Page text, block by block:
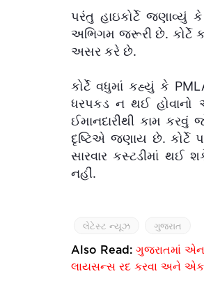
પરંતુ હાઇકોર્ટે
અભિગમ જરૂરી છે. કોર્ટે
અસર કરે છે.
કોર્ટે વધુમાં કહ્યું કે
ધરપકડ ન થઈ હોવાનો
ઈમાનદારીથી કામ
દૃષ્ટિએ જણાય છે. કોર્ટે
સારવાર કસ્ટડીમાં થઈ
નહીં.
લેટેસ્ટ ન્યૂઝ ગુજરાત
Also Read: ગુજરાતમાં
લાયસન્સ રદ કરવા અને